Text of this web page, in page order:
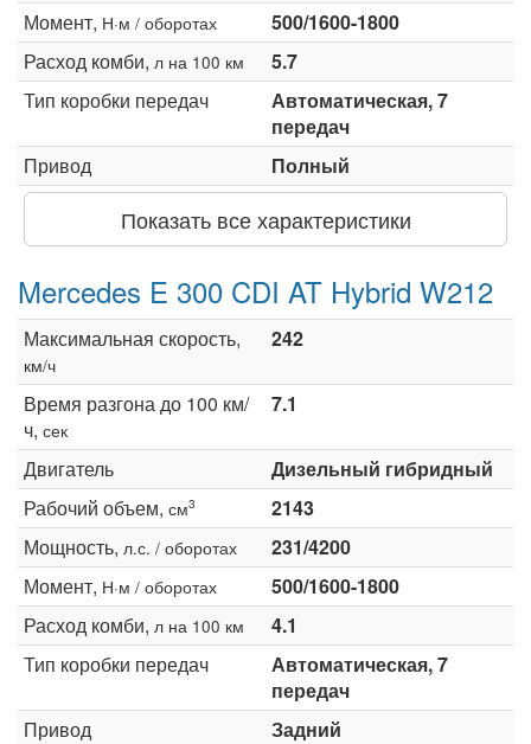
Момент, Н·м / оборотах
500/1600-1800
Расход комби, л на 100 км
5.7
Тип коробки передач
Автоматическая, 7
передач
Привод
Полный
Показать все характеристики
Mercedes E 300 CDI AT Hybrid W212
Максимальная скорость,
км/ч
242
Время разгона до 100 км/
ч, сек
7.1
Двигатель
Дизельный гибридный
Рабочий объем, см3
2143
Мощность, л.с. / оборотах
231/4200
Момент, Н·м / оборотах
500/1600-1800
Расход комби, л на 100 км
4.1
Тип коробки передач
Автоматическая, 7
передач
Привод
Задний